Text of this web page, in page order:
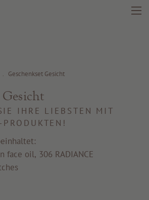
DE IT EN
Schönheit
Gesundheit
. Geschenkset Gesicht
Gesicht
IHRE LIEBSTEN MIT
face oil, 306 RADIANCE